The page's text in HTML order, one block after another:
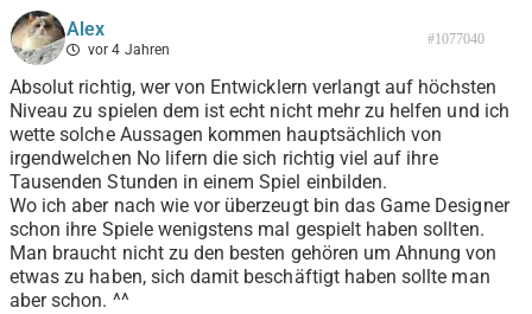
Alex
vor 4 Jahren
#1077040
Absolut richtig, wer von Entwicklern verlangt auf höchsten
Niveau zu spielen dem ist echt nicht mehr zu helfen und ich
wette solche Aussagen kommen hauptsächlich von
irgendwelchen No lifern die sich richtig viel auf ihre
Tausenden Stunden in einem Spiel einbilden.
Wo ich aber nach wie vor überzeugt bin das Game Designer
schon ihre Spiele wenigstens mal gespielt haben sollten.
Man braucht nicht zu den besten gehören um Ahnung von
etwas zu haben, sich damit beschäftigt haben sollte man
aber schon. ^^